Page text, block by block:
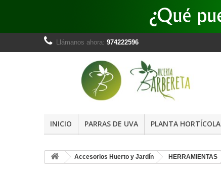
Llámanos ahora: 974222596
INICIO PARRAS DE UVA PLANTA HORTÍCOLA
Accesorios Huerto y Jardín HERRAMIENTAS